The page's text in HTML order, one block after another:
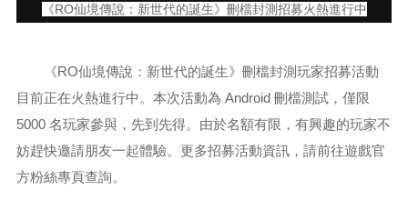
《RO仙境傳說：新世代的誕生》刪檔封測招募火熱進行中
《RO仙境傳說：新世代的誕生》刪檔封測玩家招募活動
目前正在火熱進行中。本次活動為 Android 刪檔測試，僅限
5000 名玩家參與，先到先得。由於名額有限，有興趣的玩家不
妨趕快邀請朋友一起體驗。更多招募活動資訊，請前往遊戲官
方粉絲專頁查詢。